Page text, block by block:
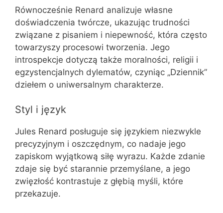
Równocześnie Renard analizuje własne
doświadczenia twórcze, ukazując trudności
związane z pisaniem i niepewność, która często
towarzyszy procesowi tworzenia. Jego
introspekcje dotyczą także moralności, religii i
egzystencjalnych dylematów, czyniąc „Dziennik”
dziełem o uniwersalnym charakterze.
Styl i język
Jules Renard posługuje się językiem niezwykle
precyzyjnym i oszczędnym, co nadaje jego
zapiskom wyjątkową siłę wyrazu. Każde zdanie
zdaje się być starannie przemyślane, a jego
zwięzłość kontrastuje z głębią myśli, które
przekazuje.